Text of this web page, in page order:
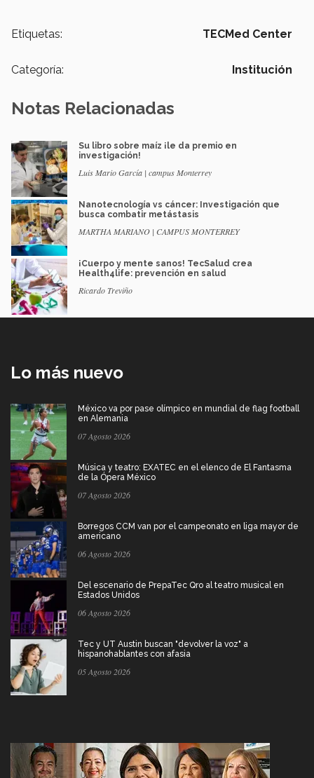
Etiquetas: TECMed Center
Categoría: Institución
Notas Relacionadas
Su libro sobre maíz ¡le da premio en
investigación!
Luis Mario García | campus Monterrey
Nanotecnología vs cáncer: Investigación que
busca combatir metástasis
MARTHA MARIANO | CAMPUS MONTERREY
¡Cuerpo y mente sanos! TecSalud crea
Health4life: prevención en salud
Ricardo Treviño
Lo más nuevo
México va por pase olímpico en mundial de flag football
en Alemania
07 Agosto 2026
Música y teatro: EXATEC en el elenco de El Fantasma
de la Ópera México
07 Agosto 2026
Borregos CCM van por el campeonato en liga mayor de
americano
06 Agosto 2026
Del escenario de PrepaTec Qro al teatro musical en
Estados Unidos
06 Agosto 2026
Tec y UT Austin buscan "devolver la voz" a
hispanohablantes con afasia
05 Agosto 2026